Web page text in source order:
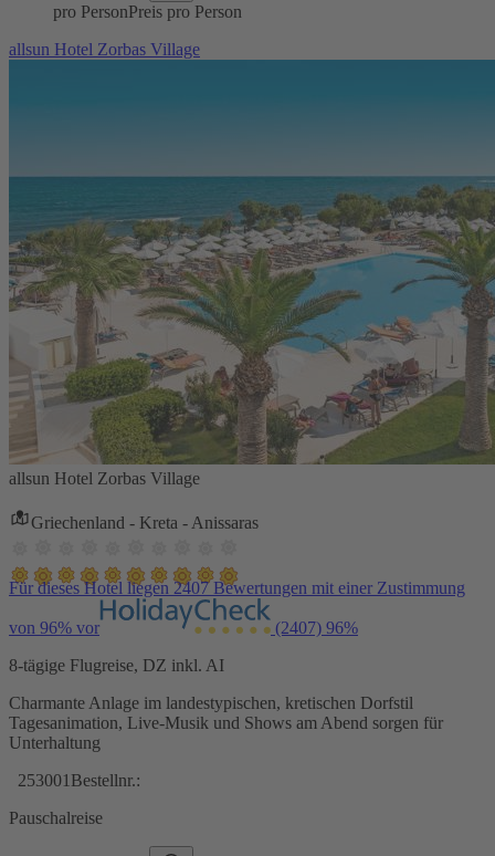
pro PersonPreis pro Person
allsun Hotel Zorbas Village
allsun Hotel Zorbas Village
Griechenland - Kreta - Anissaras
Für dieses Hotel liegen 2407 Bewertungen mit einer Zustimmung
von 96% vor (2407) 96%
8-tägige Flugreise, DZ inkl. AI
Charmante Anlage im landestypischen, kretischen Dorfstil
Tagesanimation, Live-Musik und Shows am Abend sorgen für
Unterhaltung
253001 Bestellnr.:
Pauschalreise